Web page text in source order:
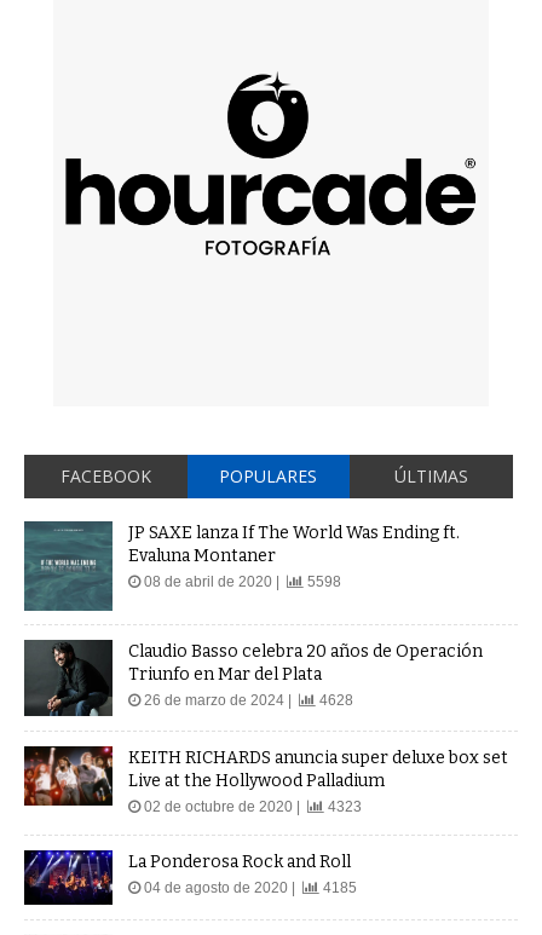
FACEBOOK POPULARES ÚLTIMAS
JP SAXE lanza If The World Was Ending ft.
Evaluna Montaner
08 de abril de 2020 | 5598
Claudio Basso celebra 20 años de Operación
Triunfo en Mar del Plata
26 de marzo de 2024 | 4628
KEITH RICHARDS anuncia super deluxe box set
Live at the Hollywood Palladium
02 de octubre de 2020 | 4323
La Ponderosa Rock and Roll
04 de agosto de 2020 | 4185